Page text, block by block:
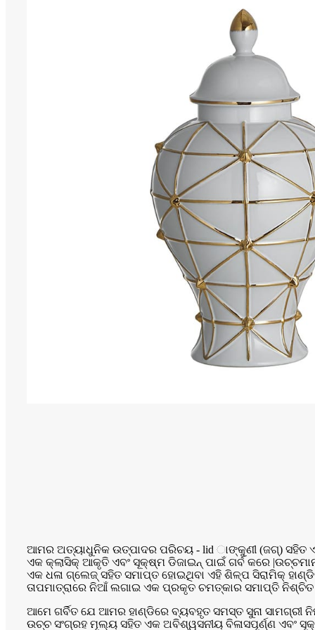
ଆମର ଅତ୍ୟାଧୁନିକ ଉତ୍ପାଦର ପରିଚୟ - lid ାଙ୍କୁଣୀ (ଜଗ୍) ସହିତ ଏକ
ଏକ କ୍ଲାସିକ୍ ଆକୃତି ଏବଂ ସୂକ୍ଷ୍ମ ଡିଜାଇନ୍ ପାଇଁ ଗର୍ବ କରେ
ଏକ ଧଳା ଗ୍ଲେଜ୍ ସହିତ ସମାପ୍ତ ହୋଇଥିବା ଏହି ଶିଳ୍ପ ସିରାମିକ୍
ତାପମାତ୍ରାରେ ନିଆଁ ଲଗାଇ ଏକ ପ୍ରକୃତ ଚମତ୍କାର ସମାପ୍ତି ନିଶ୍ଚିତ
ଆମେ ଗର୍ବିତ ଯେ ଆମର ହାଣ୍ଡିରେ ବ୍ୟବହୃତ ସମସ୍ତ ସୁନା ସାମଗ୍ରୀ
ଉଚ୍ଚ ସଂଗ୍ରହ ମୂଲ୍ୟ ସହିତ ଏକ ଅବିଶ୍ୱସନୀୟ ବିଳାସପୂର୍ଣ୍ଣ ଏବଂ